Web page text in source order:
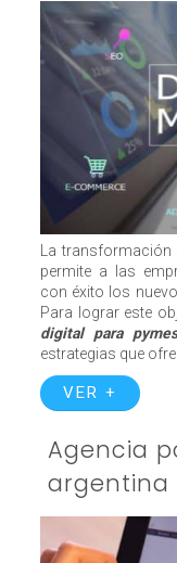
La
permite a las
con éxito los
Para lograr este
digital para
estrategias que
VER +
Agencia
argentina